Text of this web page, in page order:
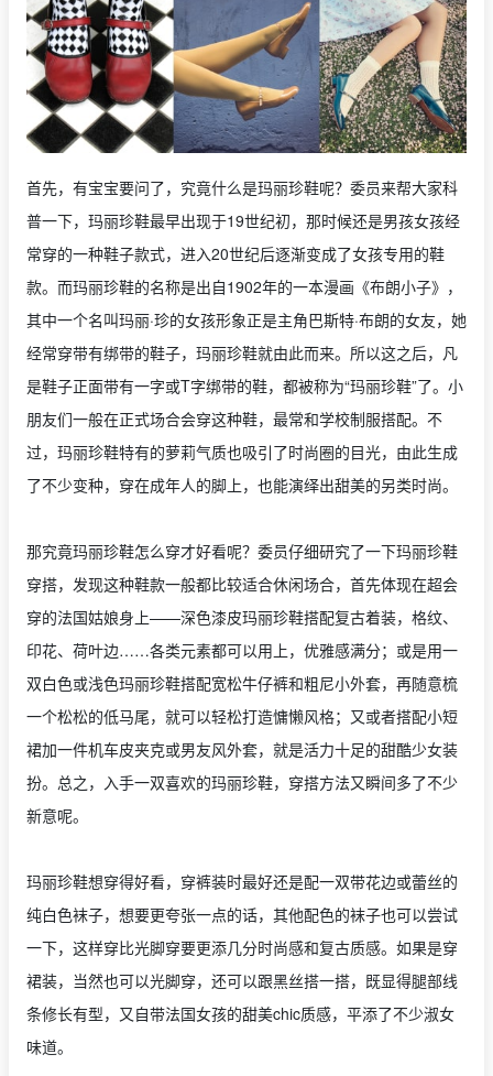
首先，有宝宝要问了，究竟什么是玛丽珍鞋呢？委员来帮大家科
普一下，玛丽珍鞋最早出现于19世纪初，那时候还是男孩女孩经
常穿的一种鞋子款式，进入20世纪后逐渐变成了女孩专用的鞋
款。而玛丽珍鞋的名称是出自1902年的一本漫画《布朗小子》，
其中一个名叫玛丽·珍的女孩形象正是主角巴斯特·布朗的女友，她
经常穿带有绑带的鞋子，玛丽珍鞋就由此而来。所以这之后，凡
是鞋子正面带有一字或T字绑带的鞋，都被称为“玛丽珍鞋”了。小
朋友们一般在正式场合会穿这种鞋，最常和学校制服搭配。不
过，玛丽珍鞋特有的萝莉气质也吸引了时尚圈的目光，由此生成
了不少变种，穿在成年人的脚上，也能演绎出甜美的另类时尚。
那究竟玛丽珍鞋怎么穿才好看呢？委员仔细研究了一下玛丽珍鞋
穿搭，发现这种鞋款一般都比较适合休闲场合，首先体现在超会
穿的法国姑娘身上——深色漆皮玛丽珍鞋搭配复古着装，格纹、
印花、荷叶边……各类元素都可以用上，优雅感满分；或是用一
双白色或浅色玛丽珍鞋搭配宽松牛仔裤和粗尼小外套，再随意梳
一个松松的低马尾，就可以轻松打造慵懒风格；又或者搭配小短
裙加一件机车皮夹克或男友风外套，就是活力十足的甜酷少女装
扮。总之，入手一双喜欢的玛丽珍鞋，穿搭方法又瞬间多了不少
新意呢。
玛丽珍鞋想穿得好看，穿裤装时最好还是配一双带花边或蕾丝的
纯白色袜子，想要更夸张一点的话，其他配色的袜子也可以尝试
一下，这样穿比光脚穿要更添几分时尚感和复古质感。如果是穿
裙装，当然也可以光脚穿，还可以跟黑丝搭一搭，既显得腿部线
条修长有型，又自带法国女孩的甜美chic质感，平添了不少淑女
味道。